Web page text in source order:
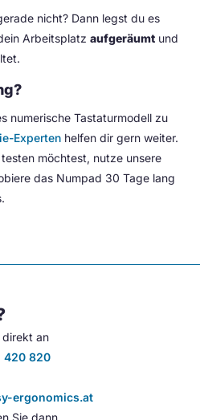
nicht? Dann legst du es
Arbeitsplatzaufgeräumt und
numerische Tastaturmodell zu
Experten helfen dir gern weiter.
möchtest, nutze unsere
das Numpad 30 Tage lang
direkt an
420 820
ergonomics.at
Sie dann